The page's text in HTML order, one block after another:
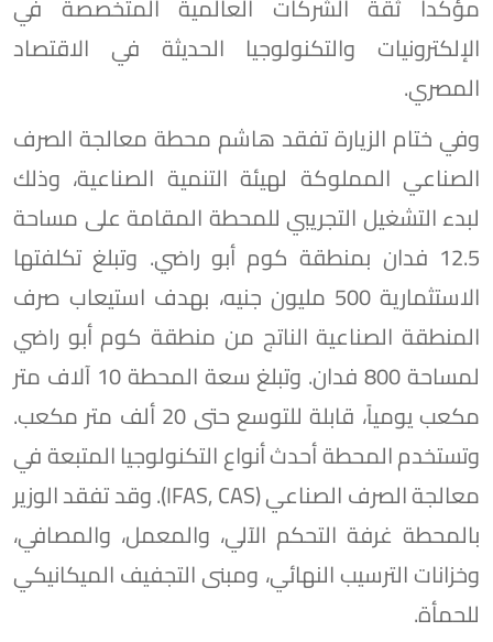
مؤكداً ثقة الشركات العالمية المتخصصة في
الإلكترونيات والتكنولوجيا الحديثة في الاقتصاد
المصري.
وفي ختام الزيارة تفقد هاشم محطة معالجة الصرف
الصناعي المملوكة لهيئة التنمية الصناعية، وذلك
لبدء التشغيل التجريبي للمحطة المقامة على مساحة
12.5 فدان بمنطقة كوم أبو راضي. وتبلغ تكلفتها
الاستثمارية 500 مليون جنيه، بهدف استيعاب صرف
المنطقة الصناعية الناتج من منطقة كوم أبو راضي
لمساحة 800 فدان. وتبلغ سعة المحطة 10 آلاف متر
مكعب يومياً، قابلة للتوسع حتى 20 ألف متر مكعب.
وتستخدم المحطة أحدث أنواع التكنولوجيا المتبعة في
معالجة الصرف الصناعي (IFAS, CAS). وقد تفقد الوزير
بالمحطة غرفة التحكم الآلي، والمعمل، والمصافي،
وخزانات الترسيب النهائي، ومبنى التجفيف الميكانيكي
للحمأة.